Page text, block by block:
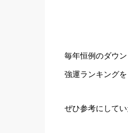
毎年恒例のダウ
強運ランキングを
ぜひ参考にして